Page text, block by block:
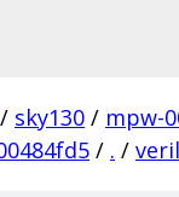
/ sky130 / mpw-
/ . /